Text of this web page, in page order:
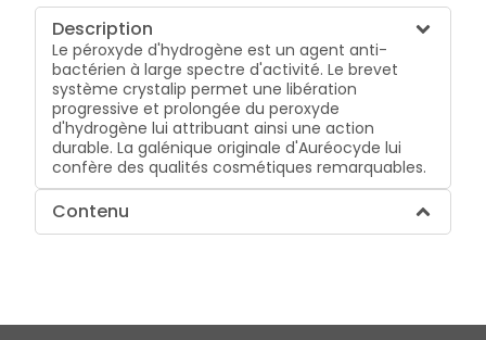
Description
Le péroxyde d'hydrogène est un agent anti-
bactérien à large spectre d'activité. Le brevet
système crystalip permet une libération
progressive et prolongée du peroxyde
d'hydrogène lui attribuant ainsi une action
durable. La galénique originale d'Auréocyde lui
confère des qualités cosmétiques remarquables.
Contenu